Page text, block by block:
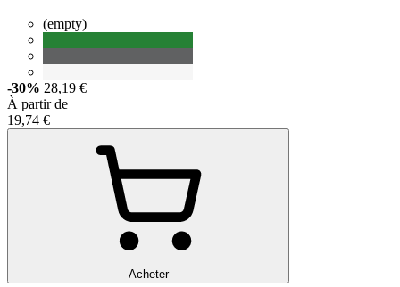
(empty)
-30% 28,19 €
À partir de
19,74 €
Acheter